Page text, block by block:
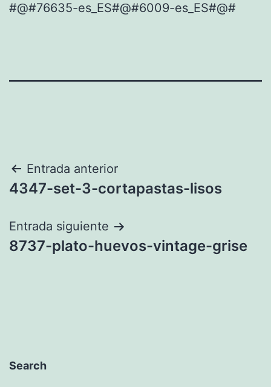
#@#76635-es_ES#@#6009-es_ES#@#
Navegación
de
entradas
Entrada anterior
4347-set-3-cortapastas-lisos
Entrada siguiente
8737-plato-huevos-vintage-grise
Search